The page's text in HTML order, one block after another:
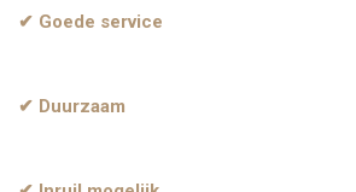
✔ Goede service
✔ Duurzaam